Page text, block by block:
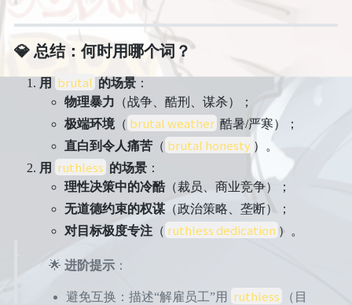
💎 总结：何时用哪个词？
用 brutal 的场景：
物理暴力 （战争、酷刑、谋杀）；
极端环境（ brutal weather 酷暑/严寒）；
直白到令人痛苦（ brutal honesty ）。
用
ruthless 的场景：
理性决策中的冷酷（裁员、商业竞争）；
无道德约束的权谋（政治策略、垄断）；
对目标极度专注（ ruthless dedication ）。
🌟 进阶提示：
避免互换：描述“解雇员工”用 ruthless
（目